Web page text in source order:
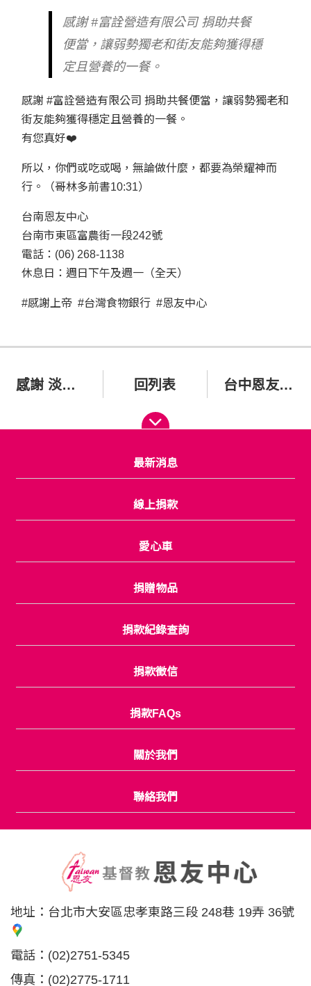
感謝 #富詮營造有限公司 捐助共餐
便當，讓弱勢獨老和街友能夠獲得穩
定且營養的一餐。
感謝 #富詮營造有限公司 捐助共餐便當，讓弱勢獨老和
街友能夠獲得穩定且營養的一餐。
有您真好❤️
所以，你們或吃或喝，無論做什麼，都要為榮耀神而
行。（哥林多前書10:31）
台南恩友中心
台南市東區富農街一段242號
電話：(06) 268-1138
休息日：週日下午及週一（全天）
#感謝上帝 #台灣食物銀行 #恩友中心
感謝 淡江中學師生共享魚菜共生系統的成果與成品 回列表 台中恩友中心，聚會及分享物資
最新消息
線上捐款
愛心車
捐贈物品
捐款紀錄查詢
捐款徵信
捐款FAQs
關於我們
聯絡我們
地址： 台北市大安區忠孝東路三段 248巷 19弄 36號
電話： (02)2751-5345
傳真： (02)2775-1711